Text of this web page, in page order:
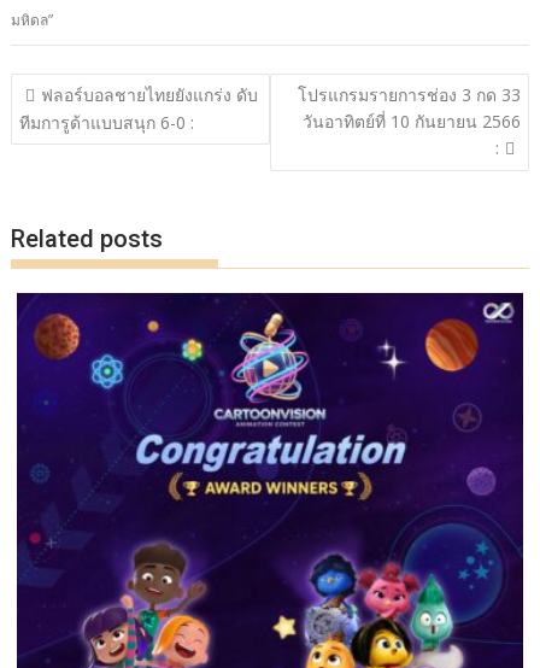
b
o
o
k
er y
Li
k
e
มหิดล”
แนะแนว
เรื่อง
ฟลอร์บอลชายไทยยังแกร่ง ดับ
ทีมการูด้าแบบสนุก 6-0 :
โปรแกรมรายการช่อง 3 กด 33
วันอาทิตย์ที่ 10 กันยายน 2566
:
Related posts